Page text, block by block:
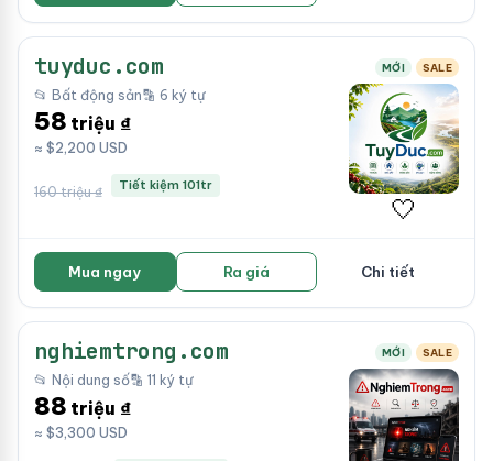
tuyduc.com MỚI SALE
📂 Bất động sản🔡 6 ký tự
58 triệu ₫
≈ $2,200 USD
160 triệu ₫ Tiết kiệm 101tr
🤍
Mua ngay Ra giá Chi tiết
nghiemtrong.com MỚI SALE
📂 Nội dung số🔡 11 ký tự
88 triệu ₫
≈ $3,300 USD